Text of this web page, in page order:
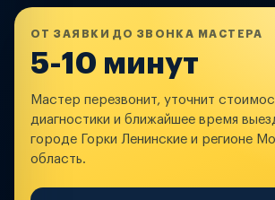
ОТ ЗАЯВКИ ДО ЗВОНКА МАСТЕРА
5-10 минут
Мастер перезвонит, уточнит
диагностики и ближайшее время
городе Горки Ленинские и регионе
область.